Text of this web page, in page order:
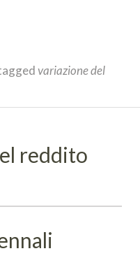
variazione del
reddito